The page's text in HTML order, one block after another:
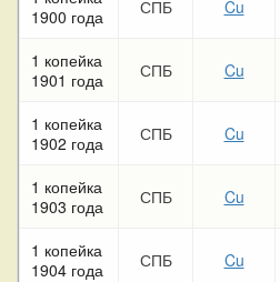
1900 года
СПБ Cu
1 копейка
1901 года
СПБ Cu
1 копейка
1902 года
СПБ Cu
1 копейка
1903 года
СПБ Cu
1 копейка
1904 года
СПБ Cu